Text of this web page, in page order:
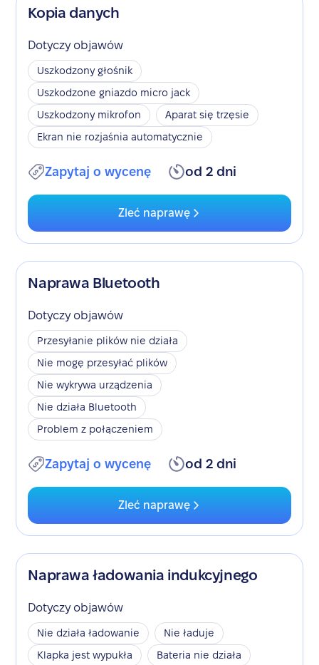
Kopia danych
Dotyczy objawów
Uszkodzony głośnik
Uszkodzone gniazdo micro jack
Uszkodzony mikrofon
Aparat się trzęsie
Ekran nie rozjaśnia automatycznie
Zapytaj o wycenę od 2 dni
Zleć naprawę
Naprawa Bluetooth
Dotyczy objawów
Przesyłanie plików nie działa
Nie mogę przesyłać plików
Nie wykrywa urządzenia
Nie działa Bluetooth
Problem z połączeniem
Zapytaj o wycenę od 2 dni
Zleć naprawę
Naprawa ładowania indukcyjnego
Dotyczy objawów
Nie działa ładowanie
Nie ładuje
Klapka jest wypukła
Bateria nie działa